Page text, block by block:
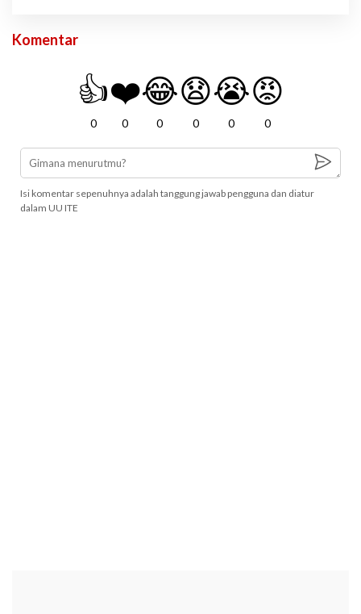
Komentar
👍
0
❤️
0
😂
0
😧
0
😭
0
😡
0
Isi komentar sepenuhnya adalah tanggung jawab pengguna dan diatur
dalam UU ITE